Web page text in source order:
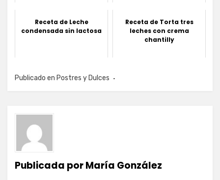
Receta de Leche
condensada sin lactosa
Receta de Torta tres
leches con crema
chantilly
Publicado en Postres y Dulces
Publicada porMaría González